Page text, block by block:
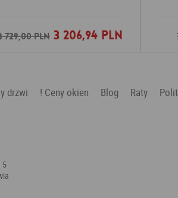
729,00 PLN3 206,94 PLN
Dodaj do ulubionych
drzwi ! Ceny okien Blog Raty
5